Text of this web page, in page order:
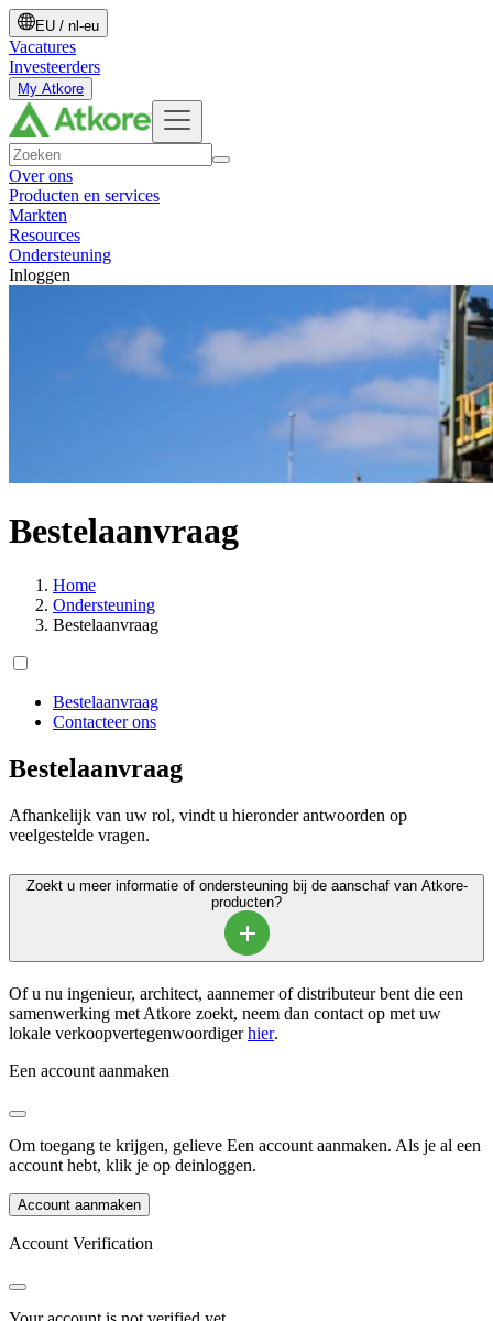
EU / nl-eu
Vacatures
Investeerders
My Atkore
Over ons
Producten en services
Markten
Resources
Ondersteuning
Inloggen
Bestelaanvraag
Home
Ondersteuning
Bestelaanvraag
Bestelaanvraag
Contacteer ons
Bestelaanvraag
Afhankelijk van uw rol, vindt u hieronder antwoorden op
veelgestelde vragen.
Zoekt u meer informatie of ondersteuning bij de aanschaf van Atkore-
producten?
Of u nu ingenieur, architect, aannemer of distributeur bent die een
samenwerking met Atkore zoekt, neem dan contact op met uw
lokale verkoopvertegenwoordigerhier.
Een account aanmaken
Om toegang te krijgen, gelieve Een account aanmaken. Als je al een
account hebt, klik je op deinloggen.
Account aanmaken
Account Verification